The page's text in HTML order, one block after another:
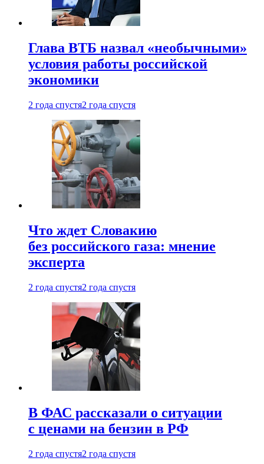
Глава ВТБ назвал «необычными»
условия работы российской
экономики
2 года спустя2 года спустя
Что ждет Словакию
без российского газа: мнение
эксперта
2 года спустя2 года спустя
В ФАС рассказали о ситуации
с ценами на бензин в РФ
2 года спустя2 года спустя